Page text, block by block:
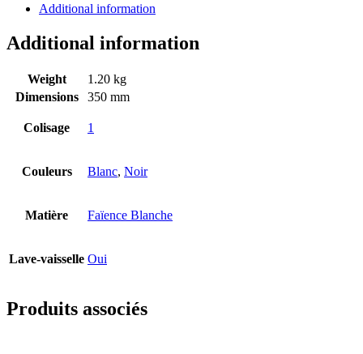
Additional information
Additional information
Weight
1.20 kg
Dimensions
350 mm
Colisage 1
Couleurs Blanc, Noir
Matière Faïence Blanche
Lave-vaisselle Oui
Produits associés